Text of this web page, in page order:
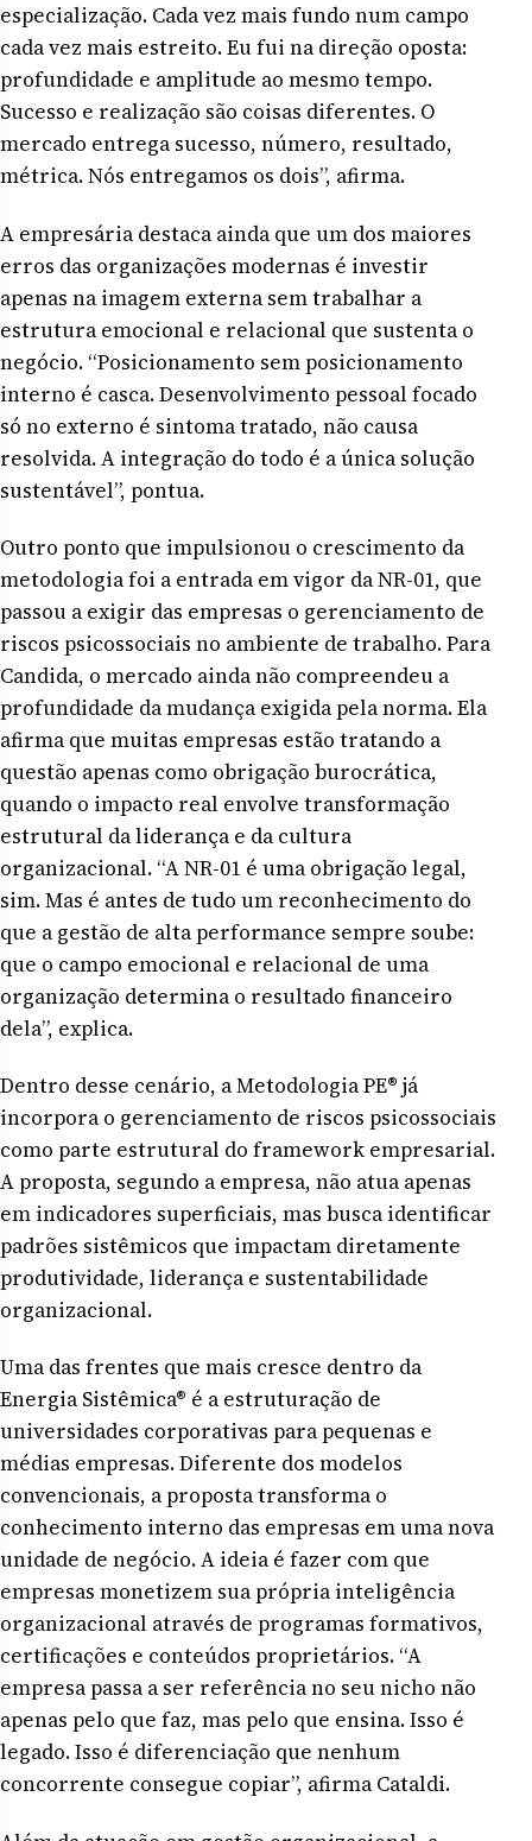
especialização. Cada vez mais fundo num campo
cada vez mais estreito. Eu fui na direção oposta:
profundidade e amplitude ao mesmo tempo.
Sucesso e realização são coisas diferentes. O
mercado entrega sucesso, número, resultado,
métrica. Nós entregamos os dois”, afirma.
A empresária destaca ainda que um dos maiores
erros das organizações modernas é investir
apenas na imagem externa sem trabalhar a
estrutura emocional e relacional que sustenta o
negócio. “Posicionamento sem posicionamento
interno é casca. Desenvolvimento pessoal focado
só no externo é sintoma tratado, não causa
resolvida. A integração do todo é a única solução
sustentável”, pontua.
Outro ponto que impulsionou o crescimento da
metodologia foi a entrada em vigor da NR-01, que
passou a exigir das empresas o gerenciamento de
riscos psicossociais no ambiente de trabalho. Para
Candida, o mercado ainda não compreendeu a
profundidade da mudança exigida pela norma. Ela
afirma que muitas empresas estão tratando a
questão apenas como obrigação burocrática,
quando o impacto real envolve transformação
estrutural da liderança e da cultura
organizacional. “A NR-01 é uma obrigação legal,
sim. Mas é antes de tudo um reconhecimento do
que a gestão de alta performance sempre soube:
que o campo emocional e relacional de uma
organização determina o resultado financeiro
dela”, explica.
Dentro desse cenário, a Metodologia PE® já
incorpora o gerenciamento de riscos psicossociais
como parte estrutural do framework empresarial.
A proposta, segundo a empresa, não atua apenas
em indicadores superficiais, mas busca identificar
padrões sistêmicos que impactam diretamente
produtividade, liderança e sustentabilidade
organizacional.
Uma das frentes que mais cresce dentro da
Energia Sistêmica® é a estruturação de
universidades corporativas para pequenas e
médias empresas. Diferente dos modelos
convencionais, a proposta transforma o
conhecimento interno das empresas em uma nova
unidade de negócio. A ideia é fazer com que
empresas monetizem sua própria inteligência
organizacional através de programas formativos,
certificações e conteúdos proprietários. “A
empresa passa a ser referência no seu nicho não
apenas pelo que faz, mas pelo que ensina. Isso é
legado. Isso é diferenciação que nenhum
concorrente consegue copiar”, afirma Cataldi.